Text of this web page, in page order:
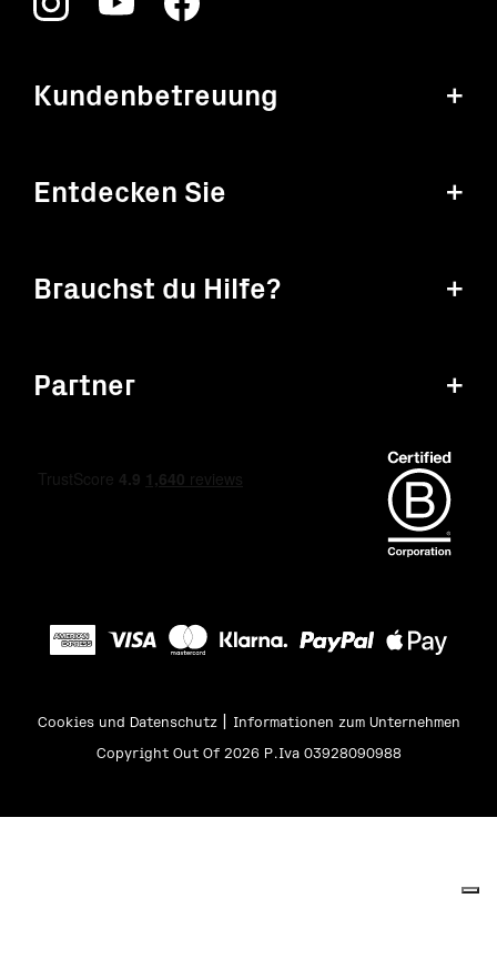
Kundenbetreuung +
Entdecken Sie +
Brauchst du Hilfe? +
Partner +
Cookies und Datenschutz
Informationen zum Unternehmen
Copyright Out Of 2026 P.Iva 03928090988